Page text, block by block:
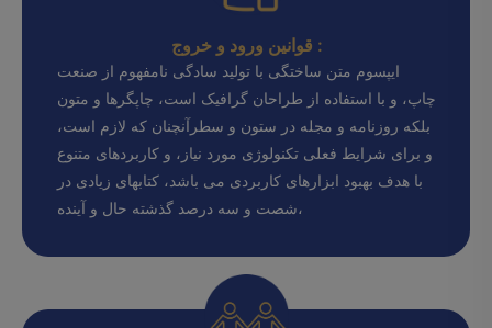
قوانین ورود و خروج :
ایپسوم متن ساختگی با تولید سادگی نامفهوم از صنعت
چاپ، و با استفاده از طراحان گرافیک است، چاپگرها و متون
بلکه روزنامه و مجله در ستون و سطرآنچنان که لازم است،
و برای شرایط فعلی تکنولوژی مورد نیاز، و کاربردهای متنوع
با هدف بهبود ابزارهای کاربردی می باشد، کتابهای زیادی در
شصت و سه درصد گذشته حال و آینده،